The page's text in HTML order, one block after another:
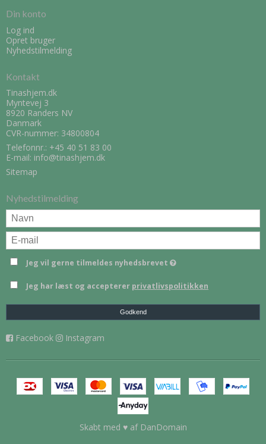
Din konto
Log ind
Opret bruger
Nyhedstilmelding
Kontakt
Tinashjem.dk
Myntevej 3
8920 Randers NV
Danmark
CVR-nummer: 34800804
Telefonnr.: +45 40 51 83 00
E-mail: info@tinashjem.dk
Sitemap
Nyhedstilmelding
Jeg vil gerne tilmeldes nyhedsbrevet
Jeg har læst og accepterer privatlivspolitikken
Godkend
Facebook Instagram
Skabt med ♥ af DanDomain